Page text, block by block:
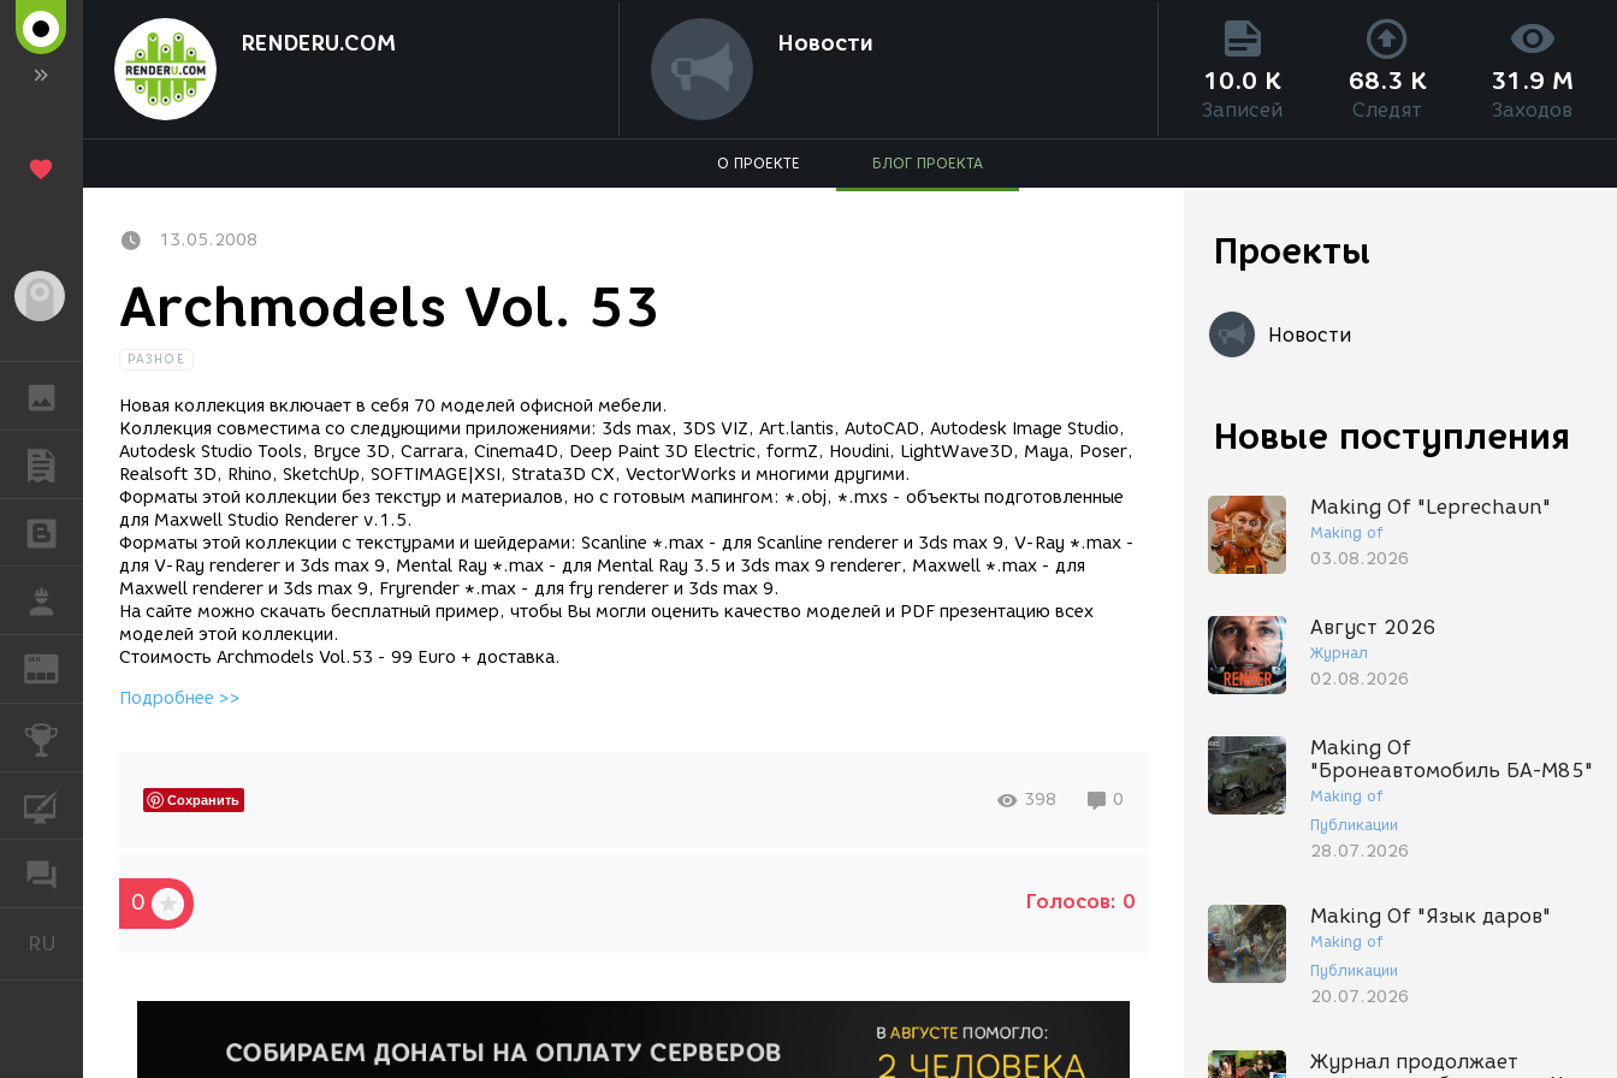
Гость
ГАЛЕРЕЯ
ПУБЛИКАЦИИ
БЛОГИ
РАБОТА
REN ЖУРНАЛ
RU
RENDERU.COM Новости
10.0 K
Записей
68.3 K
Следят
31.9 M
Заходов
О ПРОЕКТЕ БЛОГ ПРОЕКТА
Проекты
Новости
Новые поступления
Making Of "Leprechaun"
Making of
03.08.2026
Август 2026
Журнал
02.08.2026
Making Of
"Бронеавтомобиль БА-М85"
Making of
Публикации
28.07.2026
Making Of "Язык даров"
Making of
Публикации
20.07.2026
Журнал продолжает
13.05.2008
Archmodels Vol. 53
РАЗНОЕ
Новая коллекция включает в себя 70 моделей офисной мебели.
Коллекция совместима со следующими приложениями: 3ds max, 3DS VIZ, Art.lantis, AutoCAD, Autodesk Image Studio,
Autodesk Studio Tools, Bryce 3D, Carrara, Cinema4D, Deep Paint 3D Electric, formZ, Houdini, LightWave3D, Maya, Poser,
Realsoft 3D, Rhino, SketchUp, SOFTIMAGE|XSI, Strata3D CX, VectorWorks и многими другими.
Форматы этой коллекции без текстур и материалов, но с готовым мапингом: *.obj, *.mxs - объекты подготовленные
для Maxwell Studio Renderer v.1.5.
Форматы этой коллекции с текстурами и шейдерами: Scanline *.max - для Scanline renderer и 3ds max 9, V-Ray *.max -
для V-Ray renderer и 3ds max 9, Mental Ray *.max - для Mental Ray 3.5 и 3ds max 9 renderer, Maxwell *.max - для
Maxwell renderer и 3ds max 9, Fryrender *.max - для fry renderer и 3ds max 9.
На сайте можно скачать бесплатный пример, чтобы Вы могли оценить качество моделей и PDF презентацию всех
моделей этой коллекции.
Стоимость Archmodels Vol.53 - 99 Euro + доставка.
Подробнее >>
Сохранить 398 0
0 Голосов: 0